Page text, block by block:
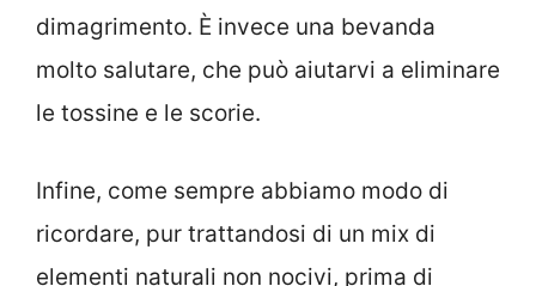
dimagrimento. È invece una bevanda
molto salutare, che può aiutarvi a eliminare
le tossine e le scorie.
Infine, come sempre abbiamo modo di
ricordare, pur trattandosi di un mix di
elementi naturali non nocivi, prima di